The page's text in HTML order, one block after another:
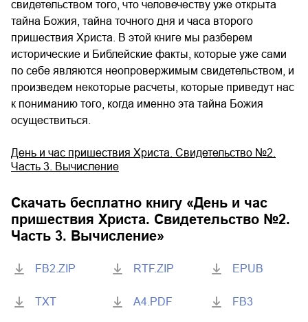
свидетельством того, что человечеству уже открыта
тайна Божия, тайна точного дня и часа второго
пришествия Христа. В этой книге мы разберем
исторические и Библейские факты, которые уже сами
по себе являются неопровержимым свидетельством, и
произведем некоторые расчеты, которые приведут нас
к пониманию того, когда именно эта тайна Божия
осуществиться.
День и час пришествия Христа. Свидетельство №2.
Часть 3. Вычисление
Скачать бесплатно книгу «День и час
пришествия Христа. Свидетельство №2.
Часть 3. Вычисление»
FB2.ZIP
TXT
RTF.ZIP
A4.PDF
EPUB
FB3